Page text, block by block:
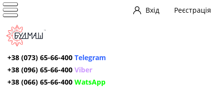
Вхід Реєстрація
+38 (073) 65-66-400 Telegram
+38 (096) 65-66-400 Viber
+38 (066) 65-66-400 WatsApp